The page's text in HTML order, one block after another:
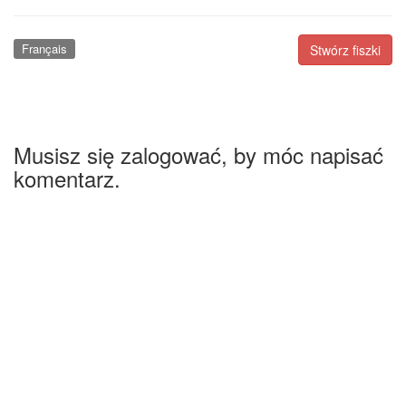
Stwórz fiszki
Français
Musisz się zalogować, by móc napisać
komentarz.